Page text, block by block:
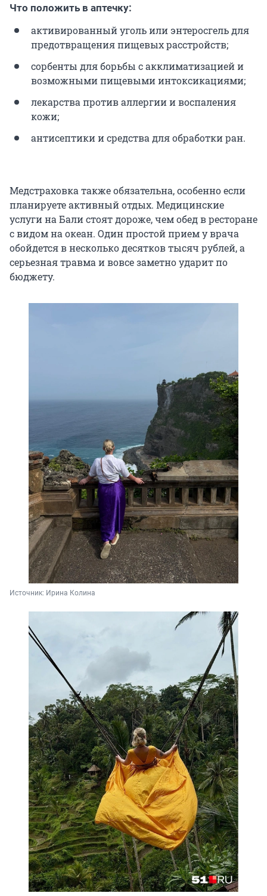
Что положить в аптечку:
активированный уголь или энтеросгель для
предотвращения пищевых расстройств;
сорбенты для борьбы с акклиматизацией и
возможными пищевыми интоксикациями;
лекарства против аллергии и воспаления
кожи;
антисептики и средства для обработки ран.
Медстраховка также обязательна, особенно если
планируете активный отдых. Медицинские
услуги на Бали стоят дороже, чем обед в ресторане
с видом на океан. Один простой прием у врача
обойдется в несколько десятков тысяч рублей, а
серьезная травма и вовсе заметно ударит по
бюджету.
Источник: Ирина Колина